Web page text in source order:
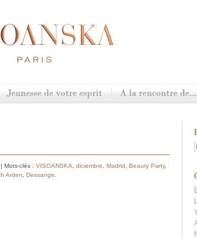
| Mots-clés : VISOANSKA, diciembre, Madrid, Beauty Party,
Arden, Dessange.